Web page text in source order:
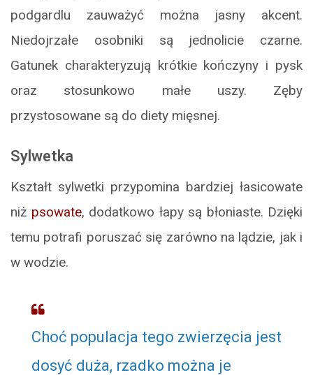
podgardlu zauważyć można jasny akcent.
Niedojrzałe osobniki są jednolicie czarne.
Gatunek charakteryzują krótkie kończyny i pysk
oraz stosunkowo małe uszy. Zęby
przystosowane są do diety mięsnej.
Sylwetka
Kształt sylwetki przypomina bardziej łasicowate
niż psowate, dodatkowo łapy są błoniaste. Dzięki
temu potrafi poruszać się zarówno na lądzie, jak i
w wodzie.
Choć populacja tego zwierzęcia jest
dosyć duża, rzadko można je